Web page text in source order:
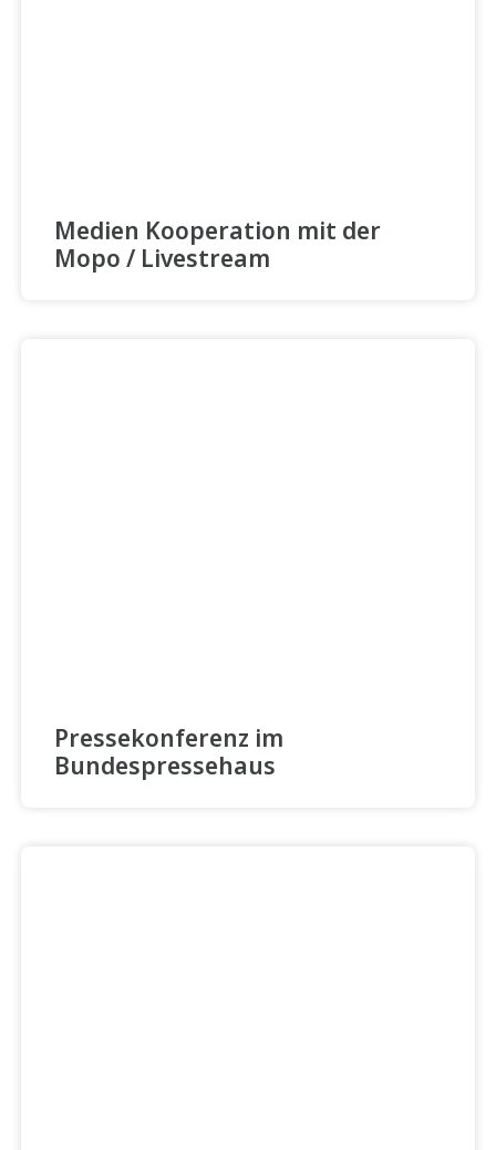
Medien Kooperation mit der
Mopo / Livestream
Pressekonferenz im
Bundespressehaus